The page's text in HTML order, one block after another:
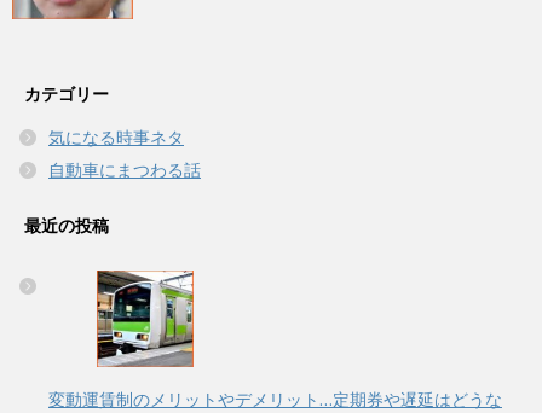
カテゴリー
気になる時事ネタ
自動車にまつわる話
最近の投稿
変動運賃制のメリットやデメリット…定期券や遅延はどうな